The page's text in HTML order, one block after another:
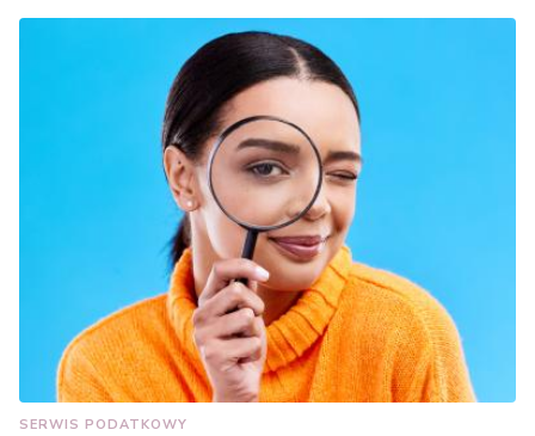
SERWIS PODATKOWY